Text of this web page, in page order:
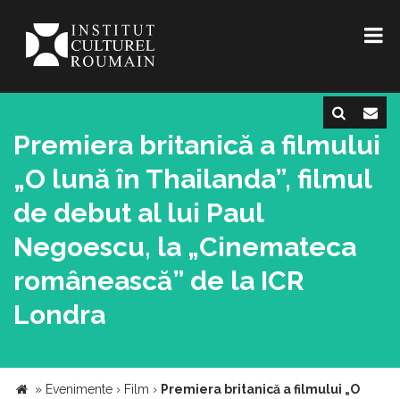
Premiera britanică a filmului
„O lună în Thailanda”, filmul
de debut al lui Paul
Negoescu, la „Cinemateca
românească” de la ICR
Londra
» Evenimente › Film › Premiera britanică a filmului „O